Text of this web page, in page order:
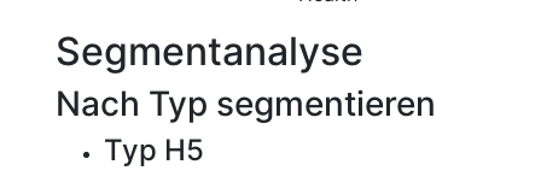
Segmentanalyse
Nach Typ segmentieren
Typ H5